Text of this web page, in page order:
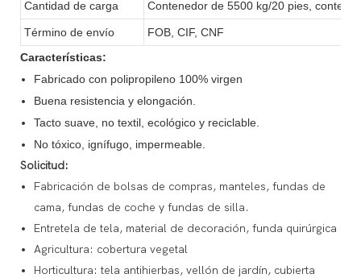
Cantidad de carga Contenedor de 5500 kg/20 pies,
Término de envío
FOB, CIF, CNF
Características:
Fabricado con polipropileno 100% virgen
Buena resistencia y elongación.
Tacto suave, no textil, ecológico y reciclable.
No tóxico, ignífugo, impermeable.
Solicitud:
Fabricación de bolsas de compras, manteles, fundas de
cama, fundas de coche y fundas de silla.
Entretela de tela, material de decoración, funda quirúrgica
Agricultura: cobertura vegetal
Horticultura: tela antihierbas, vellón de jardín, cubierta